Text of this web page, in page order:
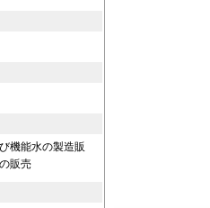
機能水の製造販
販売